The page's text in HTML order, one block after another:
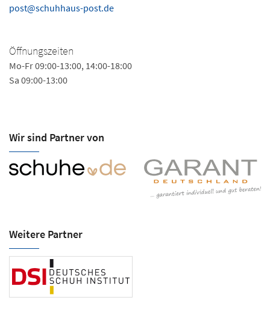
post@schuhhaus-post.de
Öffnungszeiten
Mo-Fr 09:00-13:00, 14:00-18:00
Sa 09:00-13:00
Wir sind Partner von
Weitere Partner